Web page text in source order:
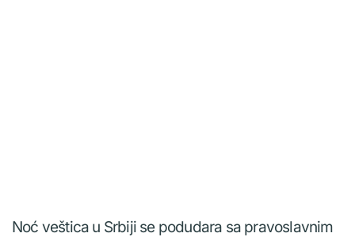
Noć veštica u Srbiji se podudara sa pravoslavnim